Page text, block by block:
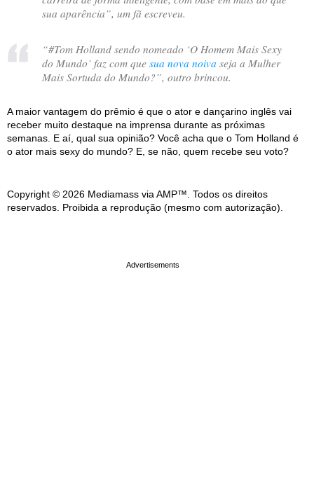
sua aparência”, um fã escreveu.
“#Tom Holland sendo nomeado ‘O Homem Mais Sexy
do Mundo’ faz com que sua nova noiva seja a Mulher
Mais Sortuda do Mundo?”, outro brincou.
A maior vantagem do prêmio é que o ator e dançarino inglês vai
receber muito destaque na imprensa durante as próximas
semanas. E aí, qual sua opinião? Você acha que o Tom Holland é
o ator mais sexy do mundo? E, se não, quem recebe seu voto?
Copyright © 2026 Mediamass via AMP™. Todos os direitos
reservados. Proibida a reprodução (mesmo com autorização).